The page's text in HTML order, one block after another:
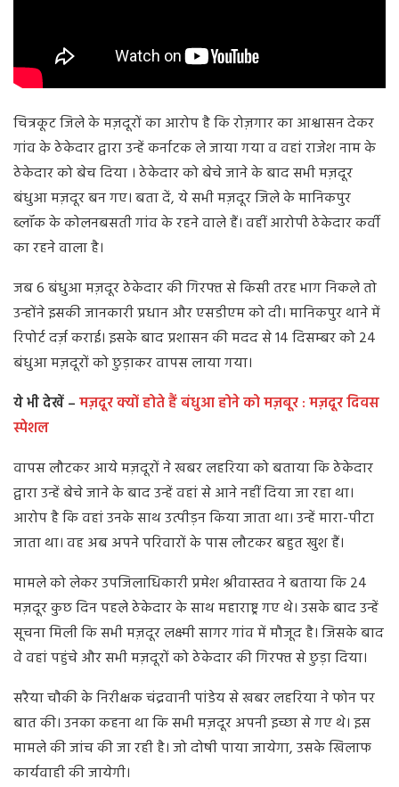
चित्रकूट जिले के मज़दूरों का आरोप है कि रोज़गार का आश्वासन देकर
गांव के ठेकेदार द्वारा उन्हें कर्नाटक ले जाया गया व वहां राजेश नाम के
ठेकेदार को बेच दिया । ठेकेदार को बेचे जाने के बाद सभी मज़दूर
बंधुआ मज़दूर बन गए। बता दें, ये सभी मज़दूर जिले के मानिकपुर
ब्लॉक के कोलनबसती गांव के रहने वाले हैं। वहीं आरोपी ठेकेदार कर्वी
का रहने वाला है।
जब 6 बंधुआ मज़दूर ठेकेदार की गिरफ्त से किसी तरह भाग निकले तो
उन्होंने इसकी जानकारी प्रधान और एसडीएम को दी। मानिकपुर थाने में
रिपोर्ट दर्ज़ कराई। इसके बाद प्रशासन की मदद से 14 दिसम्बर को 24
बंधुआ मज़दूरों को छुड़ाकर वापस लाया गया।
ये भी देखें –मज़दूर क्यों होते हैं बंधुआ होने को मज़बूर : मज़दूर दिवस
स्पेशल
वापस लौटकर आये मज़दूरों ने खबर लहरिया को बताया कि ठेकेदार
द्वारा उन्हें बेचे जाने के बाद उन्हें वहां से आने नहीं दिया जा रहा था।
आरोप है कि वहां उनके साथ उत्पीड़न किया जाता था। उन्हें मारा-पीटा
जाता था। वह अब अपने परिवारों के पास लौटकर बहुत खुश हैं।
मामले को लेकर उपजिलाधिकारी प्रमेश श्रीवास्तव ने बताया कि 24
मज़दूर कुछ दिन पहले ठेकेदार के साथ महाराष्ट्र गए थे। उसके बाद उन्हें
सूचना मिली कि सभी मज़दूर लक्ष्मी सागर गांव में मौजूद है। जिसके बाद
वे वहां पहुंचे और सभी मज़दूरों को ठेकेदार की गिरफ्त से छुड़ा दिया।
सरैया चौकी के निरीक्षक चंद्रवानी पांडेय से खबर लहरिया ने फोन पर
बात की। उनका कहना था कि सभी मज़दूर अपनी इच्छा से गए थे। इस
मामले की जांच की जा रही है। जो दोषी पाया जायेगा, उसके खिलाफ
कार्यवाही की जायेगी।